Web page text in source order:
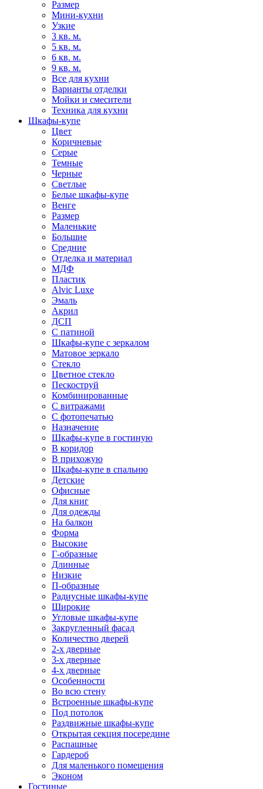
Размер
Мини-кухни
Узкие
3 кв. м.
5 кв. м.
6 кв. м.
9 кв. м.
Все для кухни
Варианты отделки
Мойки и смесители
Техника для кухни
Шкафы-купе
Цвет
Коричневые
Серые
Темные
Черные
Светлые
Белые шкафы-купе
Венге
Размер
Маленькие
Большие
Средние
Отделка и материал
МДФ
Пластик
Alvic Luxe
Эмаль
Акрил
ДСП
С патиной
Шкафы-купе с зеркалом
Матовое зеркало
Стекло
Цветное стекло
Пескоструй
Комбинированные
С витражами
С фотопечатью
Назначение
Шкафы-купе в гостиную
В коридор
В прихожую
Шкафы-купе в спальню
Детские
Офисные
Для книг
Для одежды
На балкон
Форма
Высокие
Г-образные
Длинные
Низкие
П-образные
Радиусные шкафы-купе
Широкие
Угловые шкафы-купе
Закругленный фасад
Количество дверей
2-х дверные
3-х дверные
4-х дверные
Особенности
Во всю стену
Встроенные шкафы-купе
Под потолок
Раздвижные шкафы-купе
Открытая секция посередине
Распашные
Гардероб
Для маленького помещения
Эконом
Гостиные